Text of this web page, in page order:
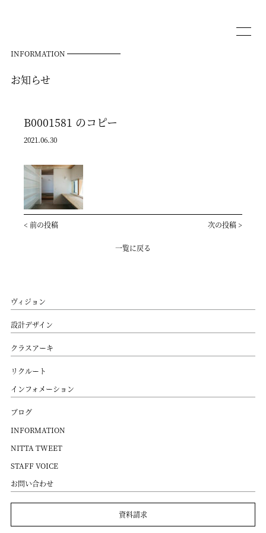
INFORMATION
お知らせ
B0001581 のコピー
2021.06.30
< 前の投稿 次の投稿 >
一覧に戻る
ヴィジョン
設計デザイン
クラスアーキ
リクルート
インフォメーション
ブログ
INFORMATION
NITTA TWEET
STAFF VOICE
お問い合わせ
資料請求